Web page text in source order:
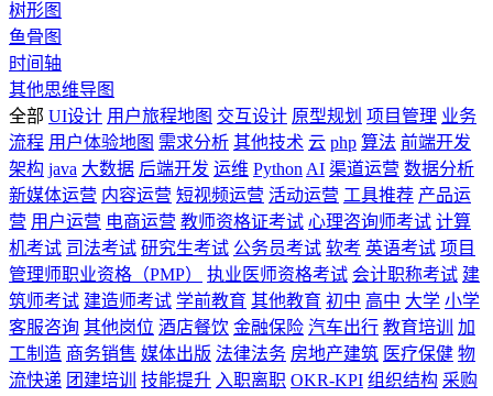
树形图
鱼骨图
时间轴
其他思维导图
全部 UI设计 用户旅程地图 交互设计 原型规划 项目管理 业务
流程 用户体验地图 需求分析 其他技术 云 php 算法 前端开发
架构 java 大数据 后端开发 运维 Python AI 渠道运营 数据分析
新媒体运营 内容运营 短视频运营 活动运营 工具推荐 产品运
营 用户运营 电商运营 教师资格证考试 心理咨询师考试 计算
机考试 司法考试 研究生考试 公务员考试 软考 英语考试 项目
管理师职业资格（PMP）
执业医师资格考试 会计职称考试 建
筑师考试 建造师考试 学前教育 其他教育 初中 高中 大学 小学
客服咨询 其他岗位 酒店餐饮 金融保险 汽车出行 教育培训
加
工制造 商务销售 媒体出版 法律法务 房地产建筑 医疗保健 物
流快递 团建培训 技能提升 入职离职 OKR-KPI 组织结构 采购